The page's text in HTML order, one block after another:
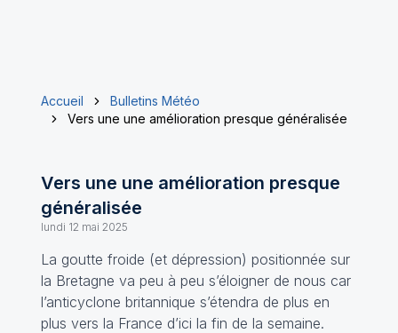
Accueil
Bulletins Météo
Vers une une amélioration presque généralisée
Vers une une amélioration presque
généralisée
lundi 12 mai 2025
La goutte froide (et dépression) positionnée sur
la Bretagne va peu à peu s’éloigner de nous car
l’anticyclone britannique s’étendra de plus en
plus vers la France d’ici la fin de la semaine.